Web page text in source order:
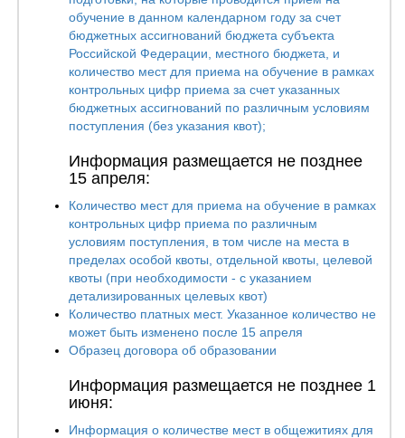
обучение в данном календарном году за счет
бюджетных ассигнований бюджета субъекта
Российской Федерации, местного бюджета, и
количество мест для приема на обучение в рамках
контрольных цифр приема за счет указанных
бюджетных ассигнований по различным условиям
поступления (без указания квот);
Информация размещается не позднее
15 апреля:
Количество мест для приема на обучение в рамках
контрольных цифр приема по различным
условиям поступления, в том числе на места в
пределах особой квоты, отдельной квоты, целевой
квоты (при необходимости - с указанием
детализированных целевых квот)
Количество платных мест. Указанное количество не
может быть изменено после 15 апреля
Образец договора об образовании
Информация размещается не позднее 1
июня:
Информация о количестве мест в общежитиях для